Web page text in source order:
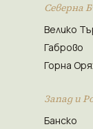
Северна
Велико
Габрово
Горна
Запад и
Банско